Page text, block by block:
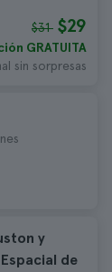
$31 $29
GRATUITA
sin sorpresas
y
de